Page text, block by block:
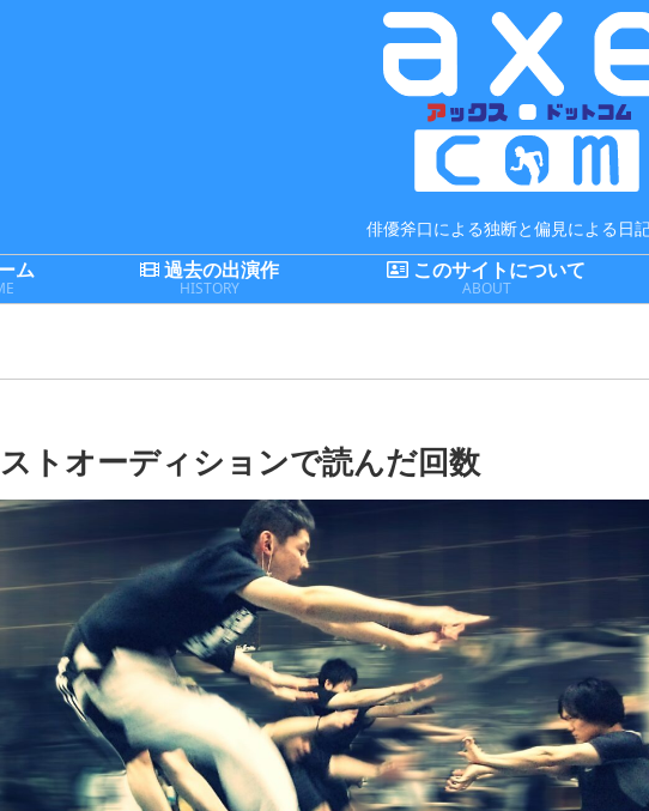
俳優斧口による独断と偏見による日
ム 過去の出演作
HISTORY
このサイトについて
ABOUT
ストオーディションで読んだ回数